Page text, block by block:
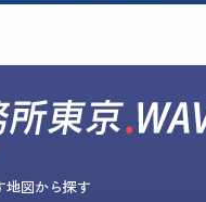
地図から探す